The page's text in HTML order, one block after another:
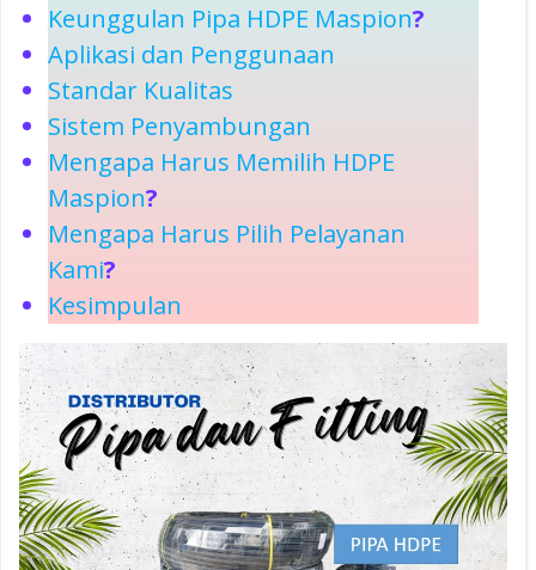
Keunggulan Pipa HDPE Maspion?
Aplikasi dan Penggunaan
Standar Kualitas
Sistem Penyambungan
Mengapa Harus Memilih HDPE
Maspion?
Mengapa Harus Pilih Pelayanan
Kami?
Kesimpulan